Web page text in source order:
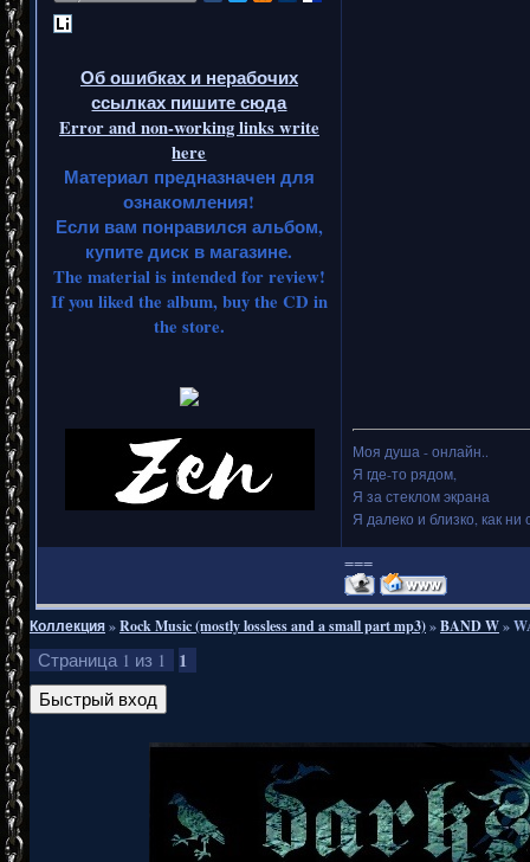
Об ошибках и нерабочих
ссылках пишите сюда
Error and non-working links write
here
Материал предназначен для
ознакомления!
Если вам понравился альбом,
купите диск в магазине.
The material is intended for review!
If you liked the album, buy the CD in
the store.
Моя душа - онлайн..
Я где-то рядом,
Я за стеклом экрана
Я далеко и близко, как ни
===
Коллекция»Rock Music (mostly lossless and a small part mp3)»BAND W»
Страница 1 из 1 1